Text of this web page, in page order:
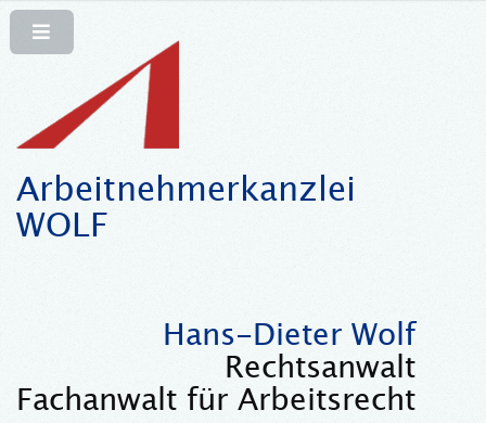
Arbeitnehmerkanzlei
WOLF
Hans-Dieter Wolf
Rechtsanwalt
Fachanwalt für Arbeitsrecht